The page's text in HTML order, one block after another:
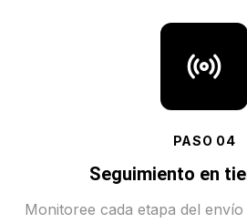
PASO 04
Seguimiento en
Monitoree cada etapa del